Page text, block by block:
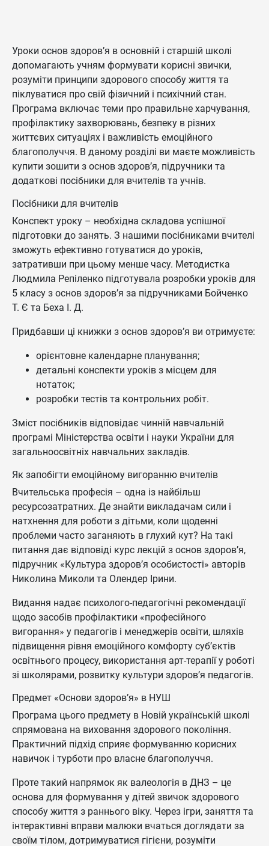
Уроки основ здоров’я в основній і старшій школі
допомагають учням формувати корисні звички,
розуміти принципи здорового способу життя та
піклуватися про свій фізичний і психічний стан.
Програма включає теми про правильне харчування,
профілактику захворювань, безпеку в різних
життєвих ситуаціях і важливість емоційного
благополуччя. В даному розділі ви маєте можливість
купити зошити з основ здоров’я, підручники та
додаткові посібники для вчителів та учнів.
Посібники для вчителів
Конспект уроку – необхідна складова успішної
підготовки до занять. З нашими посібниками вчителі
зможуть ефективно готуватися до уроків,
затративши при цьому менше часу. Методистка
Людмила Репіленко підготувала розробки уроків для
5 класу з основ здоров’я за підручниками Бойченко
Т. Є та Беха І. Д.
Придбавши ці книжки з основ здоров’я ви отримуєте:
орієнтовне календарне планування;
детальні конспекти уроків з місцем для
нотаток;
розробки тестів та контрольних робіт.
Зміст посібників відповідає чинній навчальній
програмі Міністерства освіти і науки України для
загальноосвітніх навчальних закладів.
Як запобігти емоційному вигоранню вчителів
Вчительська професія – одна із найбільш
ресурсозатратних. Де знайти викладачам сили і
натхнення для роботи з дітьми, коли щоденні
проблеми часто заганяють в глухий кут? На такі
питання дає відповіді курс лекцій з основ здоров’я,
підручник «Культура здоров’я особистості» авторів
Николина Миколи та Олендер Ірини.
Видання надає психолого-педагогічні рекомендації
щодо засобів профілактики «професійного
вигорання» у педагогів і менеджерів освіти, шляхів
підвищення рівня емоційного комфорту суб’єктів
освітнього процесу, використання арт-терапії у роботі
зі школярами, розвитку культури здоров’я педагогів.
Предмет «Основи здоров’я» в НУШ
Програма цього предмету в Новій українській школі
спрямована на виховання здорового покоління.
Практичний підхід сприяє формуванню корисних
навичок і турботи про власне благополуччя.
Проте такий напрямок як валеологія в ДНЗ – це
основа для формування у дітей звичок здорового
способу життя з раннього віку. Через ігри, заняття та
інтерактивні вправи малюки вчаться доглядати за
своїм тілом, дотримуватися гігієни, розуміти